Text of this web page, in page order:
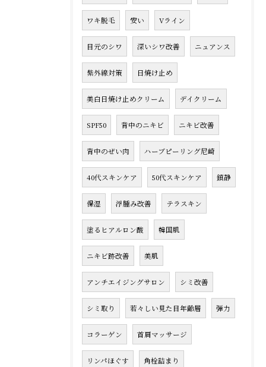
ワキ脱毛 安い Vライン
目元のシワ 深いシワ改善 ニュアンス
紫外線対策 日焼け止め
美白日焼け止めクリーム デイクリーム
SPF50 背中のニキビ ニキビ改善
背中のぜい肉 ハーブピーリング尼崎
40代スキンケア 50代スキンケア 鎮静
保湿 浮腫み改善 テラスキン
塗るヒアルロン酸 韓国肌
ニキビ跡改善 美肌
アンチエイジングサロン シミ改善
シミ取り 若々しい見た目年齢層 弾力
コラーゲン 首肩マッサージ
リンパほぐす 角栓詰まり